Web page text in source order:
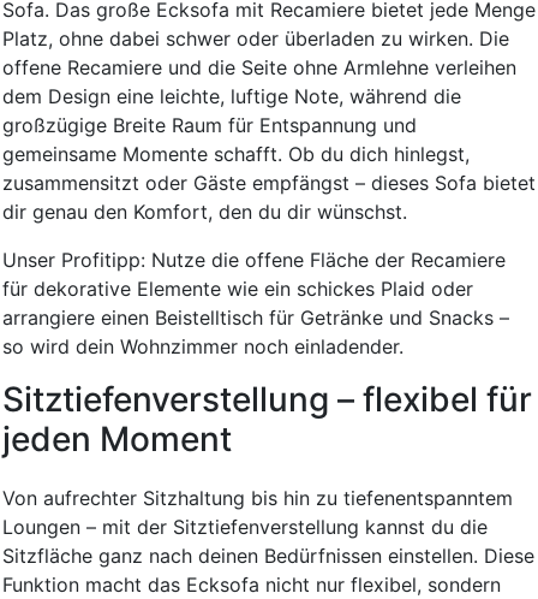
Sofa. Das große Ecksofa mit Recamiere bietet jede Menge
Platz, ohne dabei schwer oder überladen zu wirken. Die
offene Recamiere und die Seite ohne Armlehne verleihen
dem Design eine leichte, luftige Note, während die
großzügige Breite Raum für Entspannung und
gemeinsame Momente schafft. Ob du dich hinlegst,
zusammensitzt oder Gäste empfängst – dieses Sofa bietet
dir genau den Komfort, den du dir wünschst.
Unser Profitipp: Nutze die offene Fläche der Recamiere
für dekorative Elemente wie ein schickes Plaid oder
arrangiere einen Beistelltisch für Getränke und Snacks –
so wird dein Wohnzimmer noch einladender.
Sitztiefenverstellung – flexibel für
jeden Moment
Von aufrechter Sitzhaltung bis hin zu tiefenentspanntem
Loungen – mit der Sitztiefenverstellung kannst du die
Sitzfläche ganz nach deinen Bedürfnissen einstellen. Diese
Funktion macht das Ecksofa nicht nur flexibel, sondern